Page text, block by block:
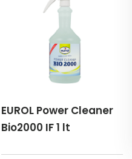
EUROL Power Cleaner
Bio2000 IF 1 lt